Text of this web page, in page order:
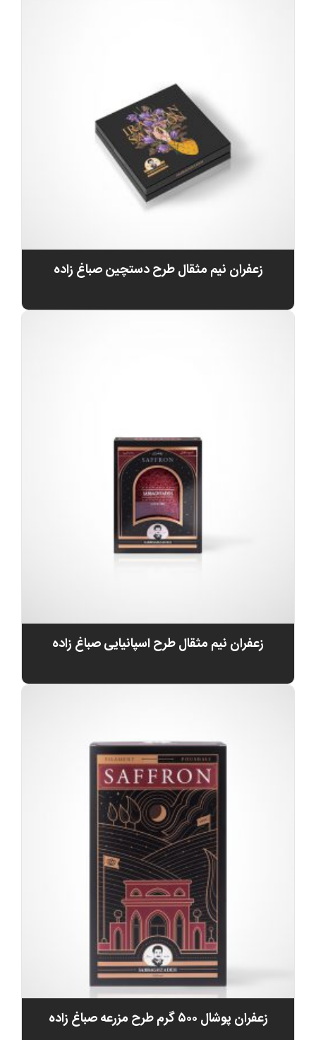
زعفران نیم مثقال طرح دستچین صباغ زاده
0 تومان
زعفران نیم مثقال طرح اسپانیایی صباغ زاده
زعفران پوشال ۵۰۰ گرم طرح مزرعه صباغ زاده